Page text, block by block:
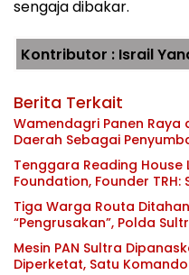
sengaja dibakar.
Kontributor : Israil
Berita Terkait
Wamendagri Panen Raya
Daerah Sebagai
Tenggara Reading
Foundation, Founder
Tiga Warga Routa
“Pengrusakan”, Polda
Mesin PAN Sultra
Diperketat, Satu